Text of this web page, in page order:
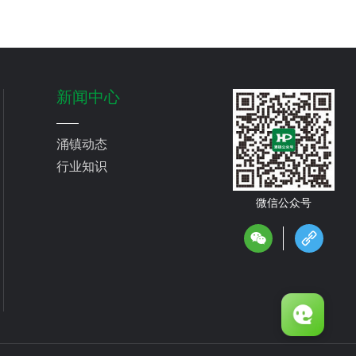
微信公众号
新闻中心
涌镇动态
行业知识